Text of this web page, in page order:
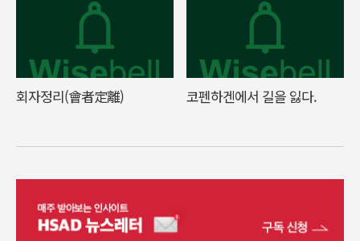
회자정리(會者定離) 코펜하겐에서 길을 잃다.